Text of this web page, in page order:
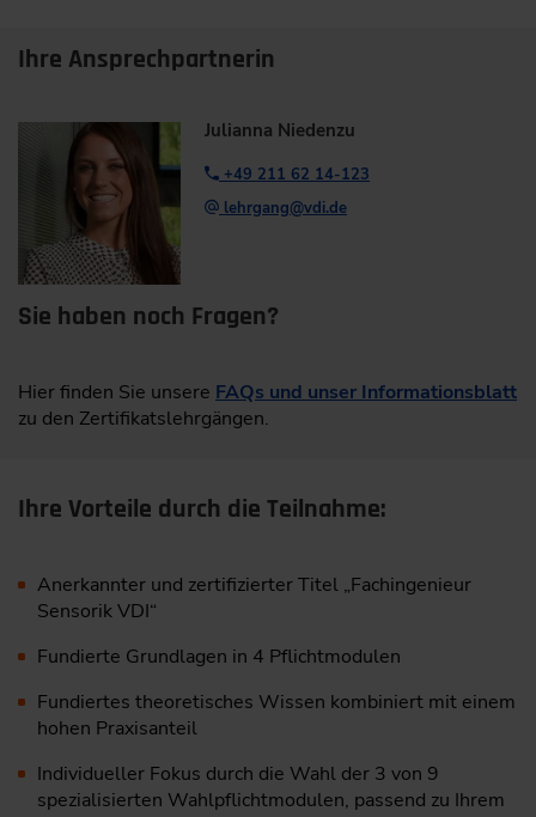
Ihre Ansprechpartnerin
Julianna Niedenzu
+49 211 62 14-123
lehrgang@vdi.de
Sie haben noch Fragen?
Hier finden Sie unsere FAQs und unser Informationsblatt
zu den Zertifikatslehrgängen.
Ihre Vorteile durch die Teilnahme:
Anerkannter und zertifizierter Titel „Fachingenieur
Sensorik VDI“
Fundierte Grundlagen in 4 Pflichtmodulen
Fundiertes theoretisches Wissen kombiniert mit einem
hohen Praxisanteil
Individueller Fokus durch die Wahl der 3 von 9
spezialisierten Wahlpflichtmodulen, passend zu Ihrem